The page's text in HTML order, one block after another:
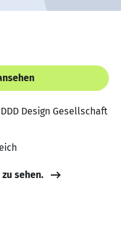
Design Gesellschaft
sehen.